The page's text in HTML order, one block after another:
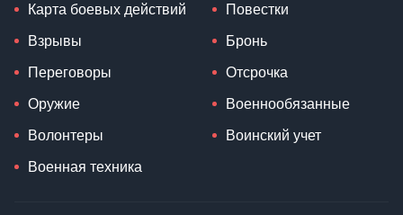
Карта боевых действий
Взрывы
Переговоры
Оружие
Волонтеры
Военная техника
Повестки
Бронь
Отсрочка
Военнообязанные
Воинский учет